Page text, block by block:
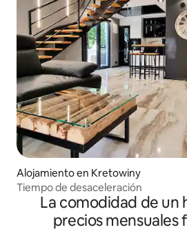
Alojamiento en Kretowiny
Tiempo de desaceleración
La comodidad de un
precios mensuales